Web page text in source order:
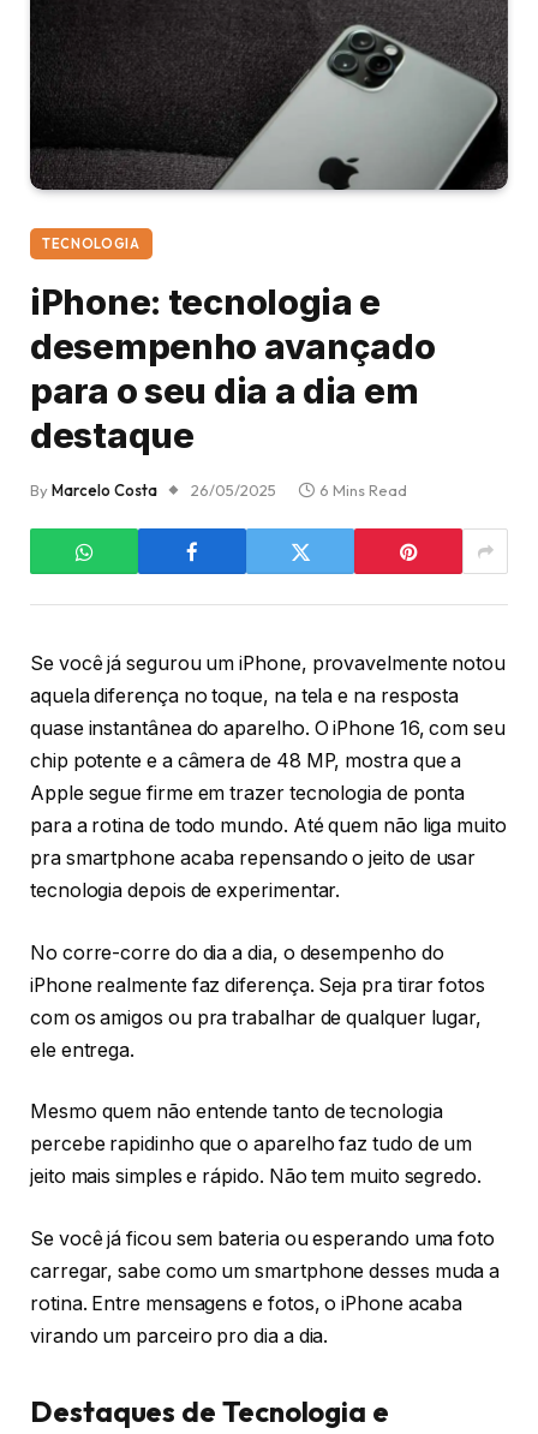
TECNOLOGIA
iPhone: tecnologia e
desempenho avançado
para o seu dia a dia em
destaque
ByMarcelo Costa 26/05/2025 6 Mins Read
Se você já segurou um iPhone, provavelmente notou
aquela diferença no toque, na tela e na resposta
quase instantânea do aparelho. O iPhone 16, com seu
chip potente e a câmera de 48 MP, mostra que a
Apple segue firme em trazer tecnologia de ponta
para a rotina de todo mundo. Até quem não liga muito
pra smartphone acaba repensando o jeito de usar
tecnologia depois de experimentar.
No corre-corre do dia a dia, o desempenho do
iPhone realmente faz diferença. Seja pra tirar fotos
com os amigos ou pra trabalhar de qualquer lugar,
ele entrega.
Mesmo quem não entende tanto de tecnologia
percebe rapidinho que o aparelho faz tudo de um
jeito mais simples e rápido. Não tem muito segredo.
Se você já ficou sem bateria ou esperando uma foto
carregar, sabe como um smartphone desses muda a
rotina. Entre mensagens e fotos, o iPhone acaba
virando um parceiro pro dia a dia.
Destaques de Tecnologia e